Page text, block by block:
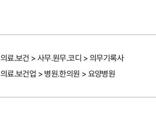
의료.보건 > 사무.원무.코디 > 의무기록사
의료.보건업 > 병원.한의원 > 요양병원